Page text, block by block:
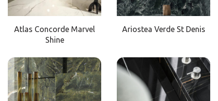
Atlas Concorde Marvel
Shine
Ariostea Verde St Denis